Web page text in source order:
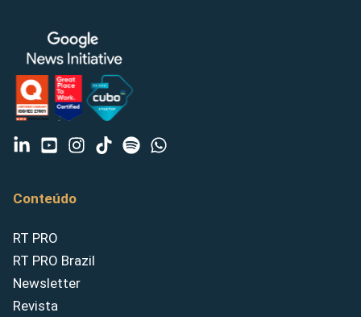
Conteúdo
RT PRO
RT PRO Brazil
Newsletter
Revista